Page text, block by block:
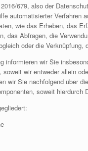
679, also der
automatisierter Verfahren
wie das Erheben, das
das Abfragen, die
oder die
informieren wir Sie
soweit wir entweder allein
wir Sie nachfolgend über
soweit hierdurch